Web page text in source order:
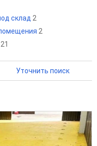
склад 2
2
Уточнить поиск